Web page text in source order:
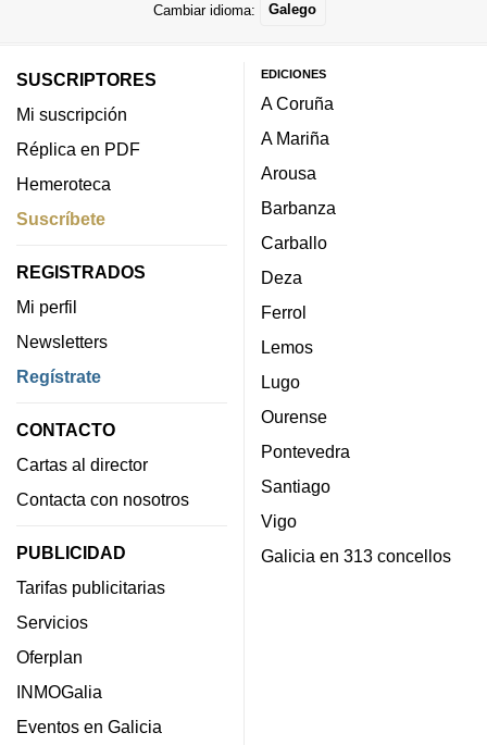
Cambiar idioma: Galego
SUSCRIPTORES
Mi suscripción
Réplica en PDF
Hemeroteca
Suscríbete
REGISTRADOS
Mi perfil
Newsletters
Regístrate
CONTACTO
Cartas al director
Contacta con nosotros
PUBLICIDAD
Tarifas publicitarias
Servicios
Oferplan
INMOGalia
Eventos en Galicia
EDICIONES
A Coruña
A Mariña
Arousa
Barbanza
Carballo
Deza
Ferrol
Lemos
Lugo
Ourense
Pontevedra
Santiago
Vigo
Galicia en 313 concellos